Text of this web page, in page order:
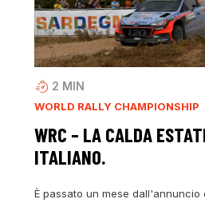
2 MIN
WORLD RALLY CHAMPIONSHIP
WRC – LA CALDA
ITALIANO.
È passato un mese dall'annuncio